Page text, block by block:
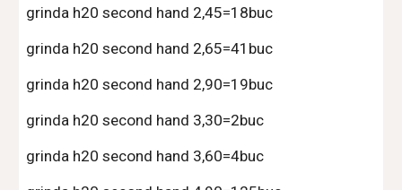
grinda h20 second hand 2,45=18buc
grinda h20 second hand 2,65=41buc
grinda h20 second hand 2,90=19buc
grinda h20 second hand 3,30=2buc
grinda h20 second hand 3,60=4buc